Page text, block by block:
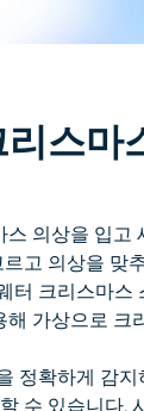
스마
의상을 입고
고 의상을 맞
터 크리스마스
해 가상으로 크
정확하게 감
수 있습니다.